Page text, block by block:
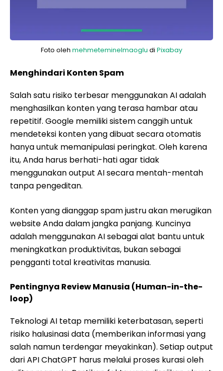
Foto oleh mehmeteminelmaoglu di Pixabay
Menghindari Konten Spam
Salah satu risiko terbesar menggunakan AI adalah
menghasilkan konten yang terasa hambar atau
repetitif. Google memiliki sistem canggih untuk
mendeteksi konten yang dibuat secara otomatis
hanya untuk memanipulasi peringkat. Oleh karena
itu, Anda harus berhati-hati agar tidak
menggunakan output AI secara mentah-mentah
tanpa pengeditan.
Konten yang dianggap spam justru akan merugikan
website Anda dalam jangka panjang. Kuncinya
adalah menggunakan AI sebagai alat bantu untuk
meningkatkan produktivitas, bukan sebagai
pengganti total kreativitas manusia.
Pentingnya Review Manusia (Human-in-the-
loop)
Teknologi AI tetap memiliki keterbatasan, seperti
risiko halusinasi data (memberikan informasi yang
salah namun terdengar meyakinkan). Setiap output
dari API ChatGPT harus melalui proses kurasi oleh